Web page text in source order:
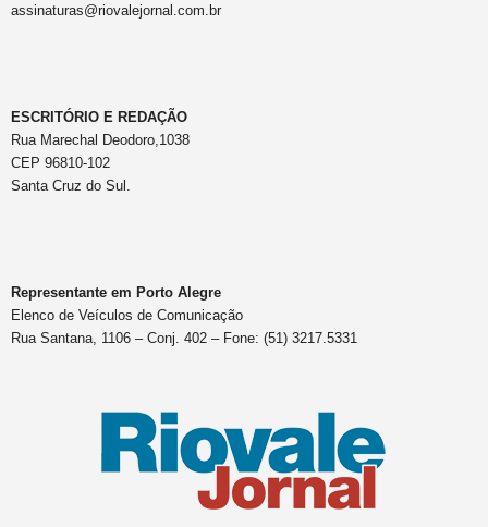
assinaturas@riovalejornal.com.br
ESCRITÓRIO E REDAÇÃO
Rua Marechal Deodoro,1038
CEP 96810-102
Santa Cruz do Sul.
Representante em Porto Alegre
Elenco de Veículos de Comunicação
Rua Santana, 1106 – Conj. 402 – Fone: (51) 3217.5331